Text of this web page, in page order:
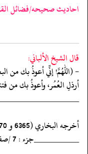
احاديث صحيحه/فضائل القرآن
قال الشيخ الألباني:
- (اللهمّ! إنِّي أعوذُ بك من
أرذلِ العُمُر، وأعوذُ بك من
‏‏‏‏أخرجه البخاري (6365 و 6370) ، والنسائي (2/314 و316) ، وأحمد
‏‏‏‏__________جزء : 7 /صفحہ : 1640__________